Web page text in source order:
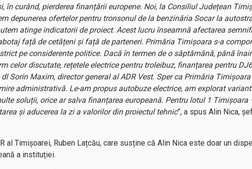
în curând, pierderea finanțării europene. Noi, la Consiliul Județean
depunerea ofertelor pentru tronsonul de la benzinăria Socar la
atinge indicatorii de proiect. Acest lucru înseamnă afectarea
față de cetățeni și față de parteneri. Primăria Timișoara s-a
pe considerente politice. Dacă în termen de o săptămână, până
celor discutate, rețetele electrice pentru troleibuz, finanțarea pentru
Sorin Maxim, director general al ADR Vest. Sper ca Primăria
administrativă. Le-am propus autobuze electrice, am explorat
soluții, orice ar salva finanțarea europeană. Pentru lotul 1 Timişoara
și aducerea la zi a valorilor din proiectul tehnic”, a spus Alin Nica,
al Timișoarei, Ruben Lațcău, care susține că Alin Nica este doar un
a instituției.